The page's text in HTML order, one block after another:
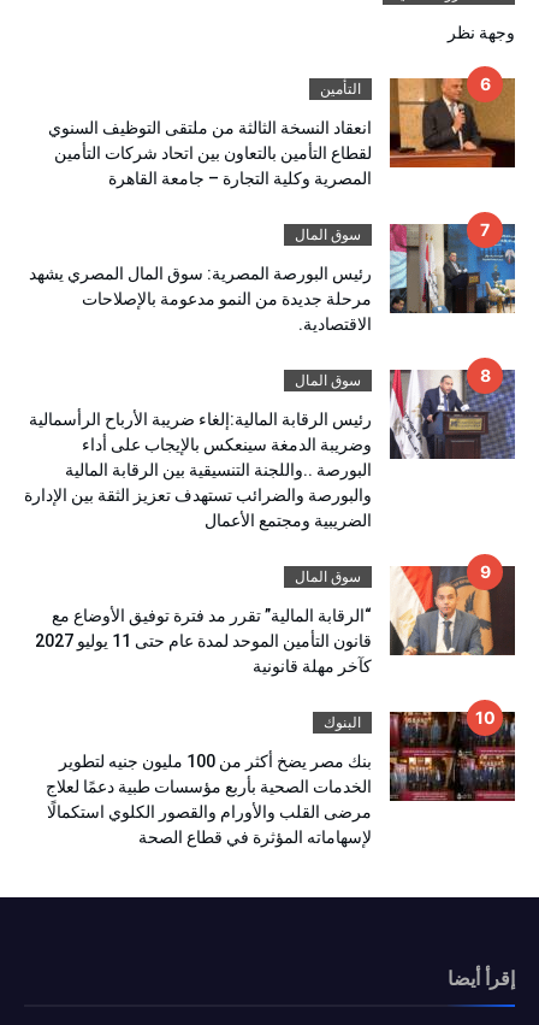
وجهة نظر
التأمين
انعقاد النسخة الثالثة من ملتقى التوظيف السنوي
لقطاع التأمين بالتعاون بين اتحاد شركات التأمين
المصرية وكلية التجارة – جامعة القاهرة
سوق المال
رئيس البورصة المصرية: سوق المال المصري يشهد
مرحلة جديدة من النمو مدعومة بالإصلاحات
الاقتصادية.
سوق المال
رئيس الرقابة المالية:إلغاء ضريبة الأرباح الرأسمالية
وضريبة الدمغة سينعكس بالإيجاب على أداء
البورصة ..واللجنة التنسيقية بين الرقابة المالية
والبورصة والضرائب تستهدف تعزيز الثقة بين الإدارة
الضريبية ومجتمع الأعمال
سوق المال
“الرقابة المالية” تقرر مد فترة توفيق الأوضاع مع
قانون التأمين الموحد لمدة عام حتى 11 يوليو 2027
كآخر مهلة قانونية
البنوك
بنك مصر يضخ أكثر من 100 مليون جنيه لتطوير
الخدمات الصحية بأربع مؤسسات طبية دعمًا لعلاج
مرضى القلب والأورام والقصور الكلوي استكمالًا
لإسهاماته المؤثرة في قطاع الصحة
إقرأ أيضا